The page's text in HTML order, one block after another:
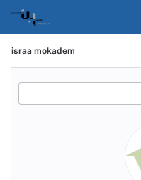
Skip to content
GitLab
israa mokadem